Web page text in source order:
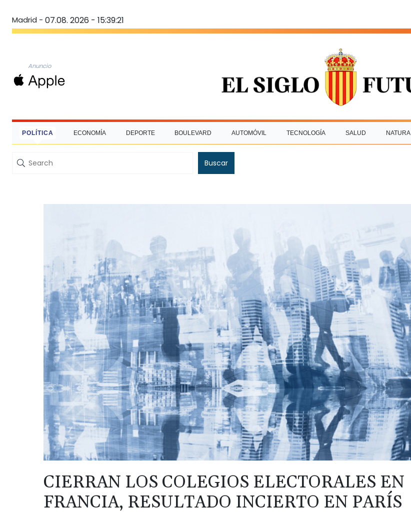
Madrid - 07.08. 2026 - 15:39:22
Anuncio
POLÍTICA ECONOMÍA DEPORTE BOULEVARD AUTOMÓVIL TECNOLOGÍA SALUD NATURA
Buscar
CIERRAN LOS COLEGIOS ELECTORALES EN
FRANCIA, RESULTADO INCIERTO EN PARÍS